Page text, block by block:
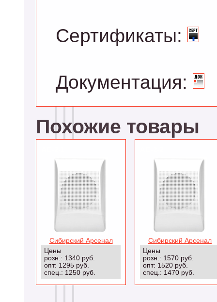
Сертификаты:
Документация:
Похожие товары
Сибирский Арсенал
Цены
розн.: 1340 руб.
опт: 1295 руб.
спец.: 1250 руб.
Сибирский Арсенал
Цены
розн.: 1570 руб.
опт: 1520 руб.
спец.: 1470 руб.